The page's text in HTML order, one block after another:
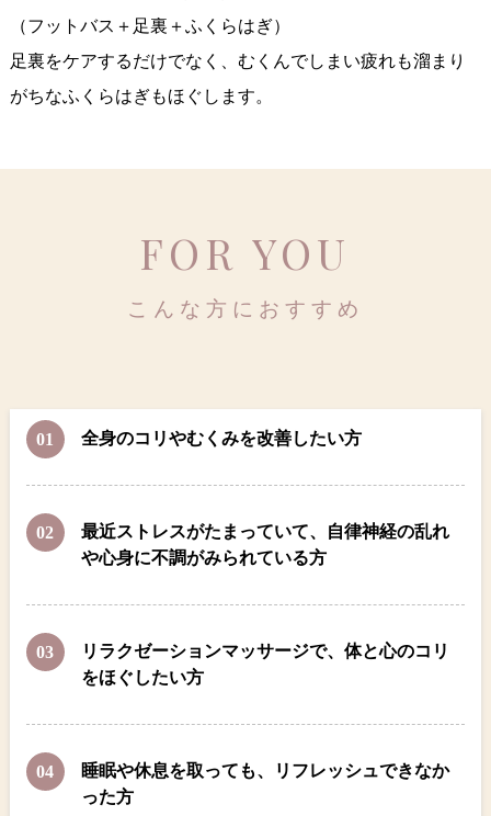
（フットバス＋足裏＋ふくらはぎ）
足裏をケアするだけでなく、むくんでしまい疲れも溜まり
がちなふくらはぎもほぐします。
FOR YOU
こんな方におすすめ
全身のコリやむくみを改善したい方
最近ストレスがたまっていて、自律神経の乱れ
や心身に不調がみられている方
リラクゼーションマッサージで、体と心のコリ
をほぐしたい方
睡眠や休息を取っても、リフレッシュできなか
った方